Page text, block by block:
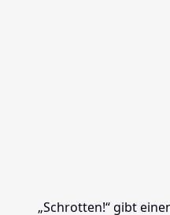
„Schrotten!“ gibt